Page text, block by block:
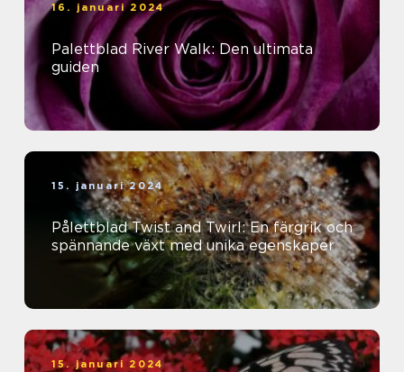
16. januari 2024
Palettblad River Walk: Den ultimata
guiden
15. januari 2024
Pålettblad Twist and Twirl: En färgrik och
spännande växt med unika egenskaper
15. januari 2024